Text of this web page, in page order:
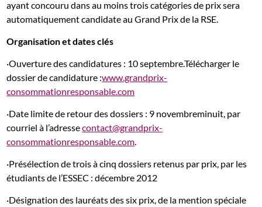
ayant concouru dans au moins trois catégories de prix sera
automatiquement candidate au Grand Prix de la RSE.
Organisation et dates clés
·Ouverture des candidatures : 10 septembre.Télécharger le
dossier de candidature :www.grandprix-
consommationresponsable.com
·Date limite de retour des dossiers : 9 novembreminuit, par
courriel à l’adressecontact@grandprix-
consommationresponsable.com.
·Présélection de trois à cinq dossiers retenus par prix, par les
étudiants de l’ESSEC : décembre 2012
·Désignation des lauréats des six prix, de la mention spéciale